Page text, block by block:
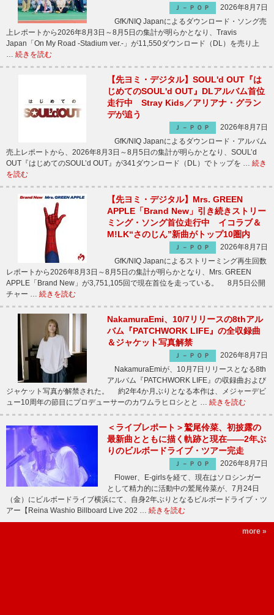
Ｊ－ＰＯＰ
2026年8月7日
GfK/NIQ Japanによるダウンロード・ソング売
上レポートから2026年8月3日～8月5日の集計が明らかとなり、Travis
Japan「On My Road -Stadium ver.-」が11,550ダウンロード（DL）を売り上
… 続きを読む
【先ヨミ・デジタル】SOUL'd OUT『は
じめてのSOUL'd OUT』DLアルバム首位
走行中 Stray Kids／アリアナ・グラン
デが追う
Ｊ－ＰＯＰ
2026年8月7日
GfK/NIQ Japanによるダウンロード・アルバム
売上レポートから、2026年8月3日～8月5日の集計が明らかとなり、SOUL’d
OUT『はじめてのSOUL’d OUT』が341ダウンロード（DL）でトップを … 続き
を読む
【先ヨミ・デジタル】Mrs. GREEN
APPLE「Brand New」引き続きストリー
ミング・ソング首位走行中 イコラブ＆
M!LK“さのじん”新曲がトップ10圏内
Ｊ－ＰＯＰ
2026年8月7日
GfK/NIQ Japanによるストリーミング再生回数
レポートから2026年8月3日～8月5日の集計が明らかとなり、Mrs. GREEN
APPLE「Brand New」が3,751,105回で現在首位を走っている。 8月5日公開
チャー … 続きを読む
NakamuraEmi、10/7リリースの8thアル
バム『PATCHWORK LIFE』の全収録曲
＆ジャケット写真解禁
Ｊ－ＰＯＰ
2026年8月7日
NakamuraEmiが、10月7日リリースとなる8th
アルバム『PATCHWORK LIFE』の収録曲および
ジャケット写真が解禁された。 約2年4か月ぶりとなる本作は、メジャーデビ
ュー10周年の節目にプロデューサーのカワムラヒロシとと … 続きを読む
＜ライブレポート＞鷲尾伶菜、初披露の
最新曲とともに描く軌跡と現在――2年ぶ
りのビルボードライブ・ツアー完走
Ｊ－ＰＯＰ
2026年8月7日
Flower、E-girlsを経て、現在はソロシンガー
として精力的に活動中の鷲尾伶菜が、7月24日
（金）にビルボードライブ横浜にて、自身2年ぶりとなるビルボードライブ・ツ
アー【Reina Washio Billboard Live 202 … 続きを読む
more »